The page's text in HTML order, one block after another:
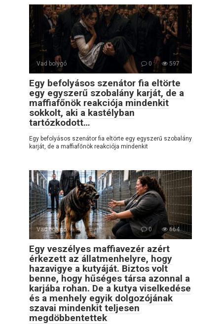
Vad bolygó 0 597
Egy befolyásos szenátor fia eltörte
egy egyszerű szobalány karját, de a
maffiafőnök reakciója mindenkit
sokkolt, aki a kastélyban
tartózkodott…
Egy befolyásos szenátor fia eltörte egy egyszerű szobalány
karját, de a maffiafőnök reakciója mindenkit
Vad bolygó 0 664
Egy veszélyes maffiavezér azért
érkezett az állatmenhelyre, hogy
hazavigye a kutyáját. Biztos volt
benne, hogy hűséges társa azonnal a
karjába rohan. De a kutya viselkedése
és a menhely egyik dolgozójának
szavai mindenkit teljesen
megdöbbentettek